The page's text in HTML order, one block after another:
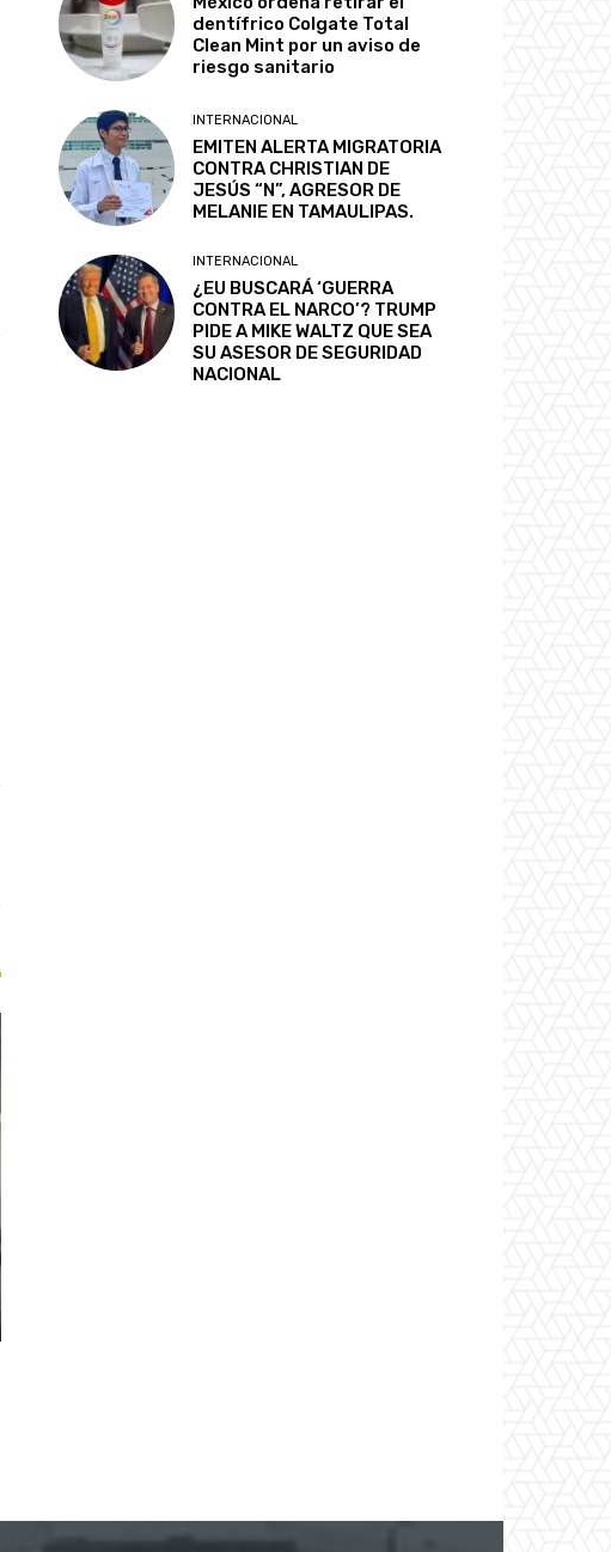
dentífrico Colgate Total
Clean Mint por un aviso de
riesgo sanitario
INTERNACIONAL
EMITEN ALERTA MIGRATORIA
CONTRA CHRISTIAN DE
JESÚS “N”, AGRESOR DE
MELANIE EN TAMAULIPAS.
INTERNACIONAL
¿EU BUSCARÁ ‘GUERRA
CONTRA EL NARCO’? TRUMP
PIDE A MIKE WALTZ QUE SEA
SU ASESOR DE SEGURIDAD
NACIONAL